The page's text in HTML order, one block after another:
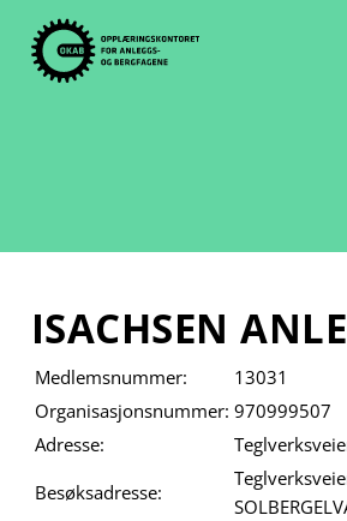
content
ISACHSEN
Medlemsnummer:
13031
Organisasjonsnummer: 970999507
Adresse:
Besøksadresse: